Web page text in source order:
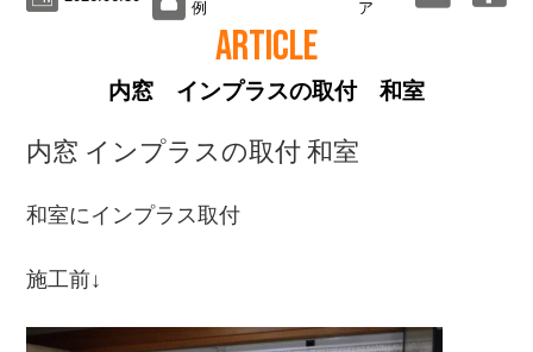
例
ア
ARTICLE
内窓 インプラスの取付 和室